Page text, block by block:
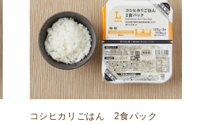
コシヒカリごはん 2食パック